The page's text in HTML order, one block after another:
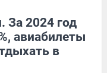
За 2024 год
авиабилеты
в